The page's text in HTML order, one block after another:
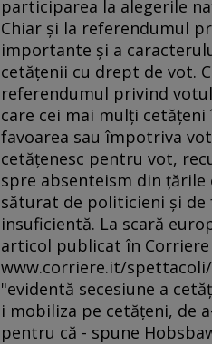
participarea la alegerile
Chiar şi la referendumul
importante şi a
cetăţenii cu drept de vot.
referendumul privind
care cei mai mulţi
favoarea sau împotriva
cetăţenesc pentru vot,
spre absenteism din ţările
săturat de politicieni şi de
insuficientă. La scară
articol publicat în Corriere
www.corriere.it/spettacoli/
"evidentă secesiune a
i mobiliza pe cetăţeni, de
pentru că - spune